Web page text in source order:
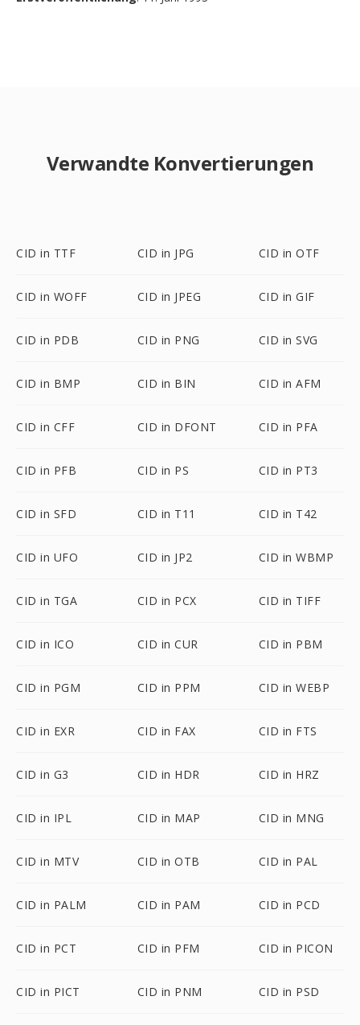
Verwandte Konvertierungen
CID in TTF CID in JPG CID in OTF
CID in WOFF CID in JPEG CID in GIF
CID in PDB CID in PNG CID in SVG
CID in BMP CID in BIN CID in AFM
CID in CFF CID in DFONT CID in PFA
CID in PFB CID in PS CID in PT3
CID in SFD CID in T11 CID in T42
CID in UFO CID in JP2 CID in WBMP
CID in TGA CID in PCX CID in TIFF
CID in ICO CID in CUR CID in PBM
CID in PGM CID in PPM CID in WEBP
CID in EXR CID in FAX CID in FTS
CID in G3 CID in HDR CID in HRZ
CID in IPL CID in MAP CID in MNG
CID in MTV CID in OTB CID in PAL
CID in PALM CID in PAM CID in PCD
CID in PCT CID in PFM CID in PICON
CID in PICT CID in PNM CID in PSD